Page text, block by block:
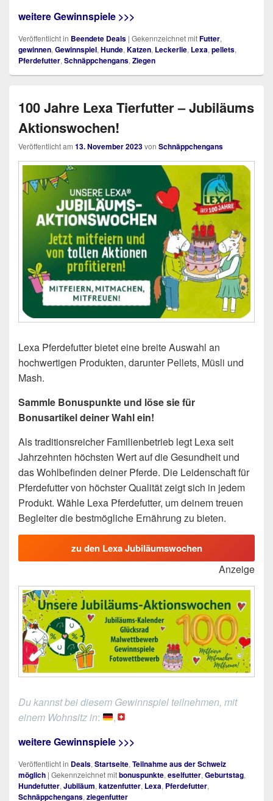
weitere Gewinnspiele >>>
Veröffentlicht in Beendete Deals | Gekennzeichnet mitFutter,
gewinnen,Gewinnspiel,Hunde,Katzen, Leckerlie, Lexa,pellets,
Pferdefutter,Schnäppchengans,Ziegen
100 Jahre Lexa Tierfutter – Jubiläums
Aktionswochen!
Veröffentlicht am 13. November 2023von Schnäppchengans
Lexa Pferdefutter bietet eine breite Auswahl an
hochwertigen Produkten, darunter Pellets, Müsli und
Mash.
Sammle Bonuspunkte und löse sie für
Bonusartikel deiner Wahl ein!
Als traditionsreicher Familienbetrieb legt Lexa seit
Jahrzehnten höchsten Wert auf die Gesundheit und
das Wohlbefinden deiner Pferde. Die Leidenschaft für
Pferdefutter von höchster Qualität zeigt sich in jedem
Produkt. Wähle Lexa Pferdefutter, um deinem treuen
Begleiter die bestmögliche Ernährung zu bieten.
zu den Lexa Jubiläumswochen
Anzeige
Du kannst bei diesem Gewinnspiel teilnehmen, mit
einem Wohnsitz in:
,
weitere Gewinnspiele >>>
Veröffentlicht in Deals, Startseite, Teilnahme aus der Schweiz
möglich | Gekennzeichnet mitbonuspunkte, eselfutter, Geburtstag,
Hundefutter, Jubiläum, katzenfutter, Lexa, Pferdefutter,
Schnäppchengans, ziegenfutter